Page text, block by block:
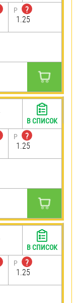
P
?
1.25
P
?
1.25
В СПИСОК
P
?
1.25
В СПИСОК